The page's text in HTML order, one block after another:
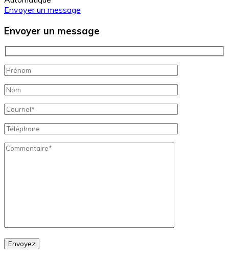
Envoyer un message
Envoyer un message
Envoyez